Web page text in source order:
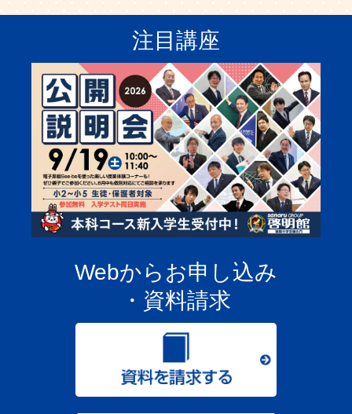
注目講座
Webからお申し込み
・資料請求